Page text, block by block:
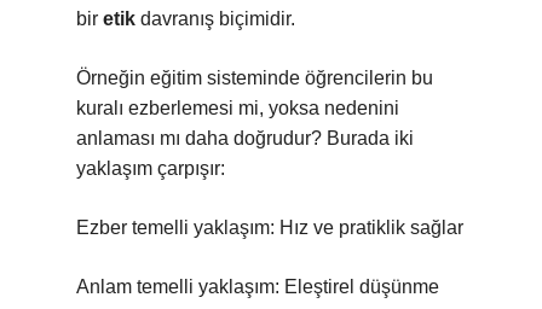
bir etik davranış biçimidir.
Örneğin eğitim sisteminde öğrencilerin bu
kuralı ezberlemesi mi, yoksa nedenini
anlaması mı daha doğrudur? Burada iki
yaklaşım çarpışır:
Ezber temelli yaklaşım: Hız ve pratiklik sağlar
Anlam temelli yaklaşım: Eleştirel düşünme